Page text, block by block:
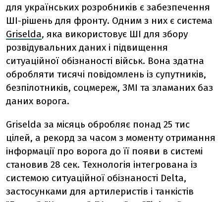
для українських розробників є забезпечення
ШІ-рішень для фронту. Одним з них є система
Griselda, яка використовує ШІ для збору
розвідувальних даних і підвищення
ситуаційної обізнаності військ. Вона здатна
обробляти тисячі повідомлень із супутників,
безпілотників, соцмереж, ЗМІ та зламаних баз
даних ворога.
Griselda за місяць обробляє понад 25 тис
цілей, а рекорд за часом з моменту отримання
інформації про ворога до її появи в системі
становив 28 сек. Технологія інтегрована із
системою ситуаційної обізнаності Delta,
застосунками для артилеристів і танкістів